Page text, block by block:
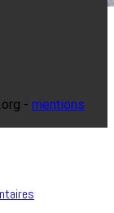
- mentions